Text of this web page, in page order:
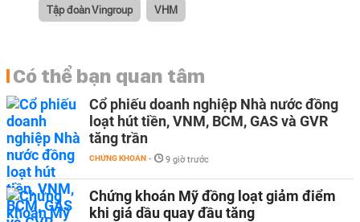
Tập đoàn Vingroup VHM
Có thể bạn quan tâm
Cổ phiếu doanh nghiệp Nhà nước đồng
loạt hút tiền, VNM, BCM, GAS và GVR
tăng trần
CHỨNG KHOÁN - 9 giờ trước
Chứng khoán Mỹ đồng loạt giảm điểm
khi giá dầu quay đầu tăng